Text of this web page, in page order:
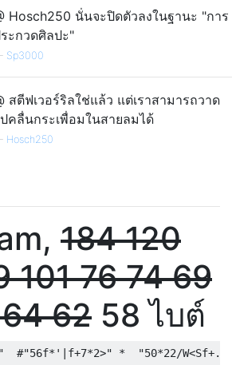
Hosch250 นั่นจะปิดตัวลงในฐานะ "การ
ะกวดศิลปะ"
Sp3000
สตีฟเวอร์ริลใช่แล้ว แต่เราสามารถวาด
คลื่นกระเพื่อมในสายลมได้
Hosch250
184120
101767469
6462 58 ไบต์